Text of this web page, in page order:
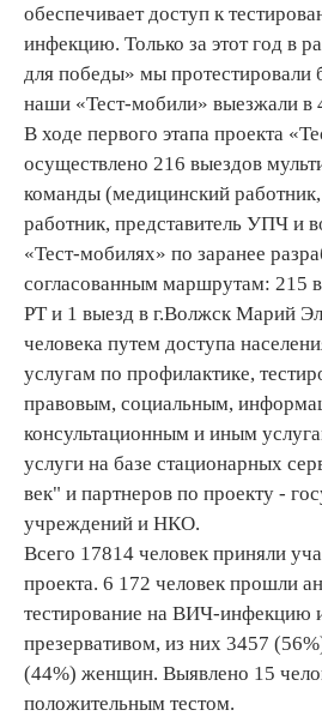
обеспечивает доступ к
инфекцию. Только за этот год в
для победы» мы протестировали
наши «Тест-мобили» выезжали в
В ходе первого этапа проекта
осуществлено 216 выездов
команды (медицинский
работник, представитель УПЧ и
«Тест-мобилях» по заранее
согласованным маршрутам: 215
РТ и 1 выезд в г.Волжск Марий
человека путем доступа
услугам по профилактике,
правовым, социальным,
консультационным и иным
услуги на базе стационарных
век" и партнеров по проекту -
учреждений и НКО.
Всего 17814 человек приняли
проекта. 6 172 человек прошли
тестирование на ВИЧ-инфекцию
презервативом, из них 3457
(44%) женщин. Выявлено 15
положительным тестом.